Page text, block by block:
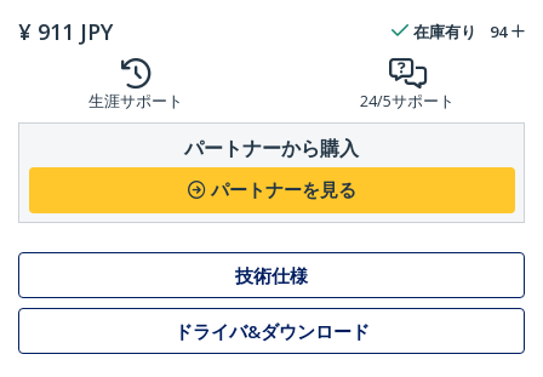
¥ 911 JPY 在庫有り 94
生涯サポート 24/5サポート
パートナーから購入
パートナーを見る
技術仕様
ドライバ&ダウンロード